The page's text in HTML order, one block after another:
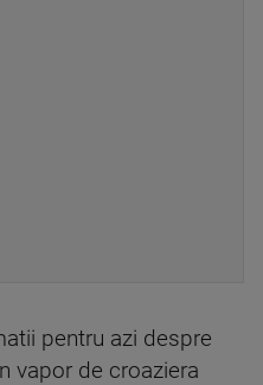
pentru azi despre
vapor de croaziera